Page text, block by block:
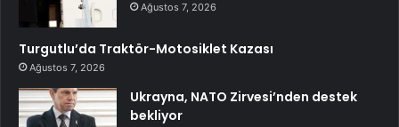
Ağustos 7, 2026
Turgutlu’da Traktör-Motosiklet Kazası
Ağustos 7, 2026
Ukrayna, NATO Zirvesi’nden destek
bekliyor